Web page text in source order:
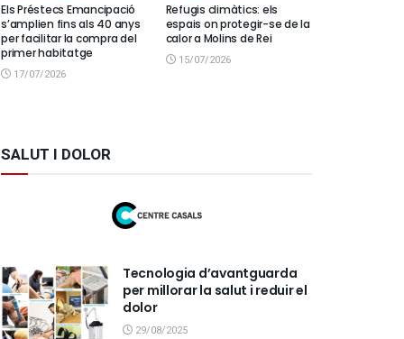
Els Préstecs Emancipació
s’amplien fins als 40 anys
per facilitar la compra del
primer habitatge
17/07/2026
Refugis climàtics: els
espais on protegir-se de la
calor a Molins de Rei
15/07/2026
SALUT I DOLOR
Tecnologia d’avantguarda
per millorar la salut i reduir el
dolor
29/08/2025